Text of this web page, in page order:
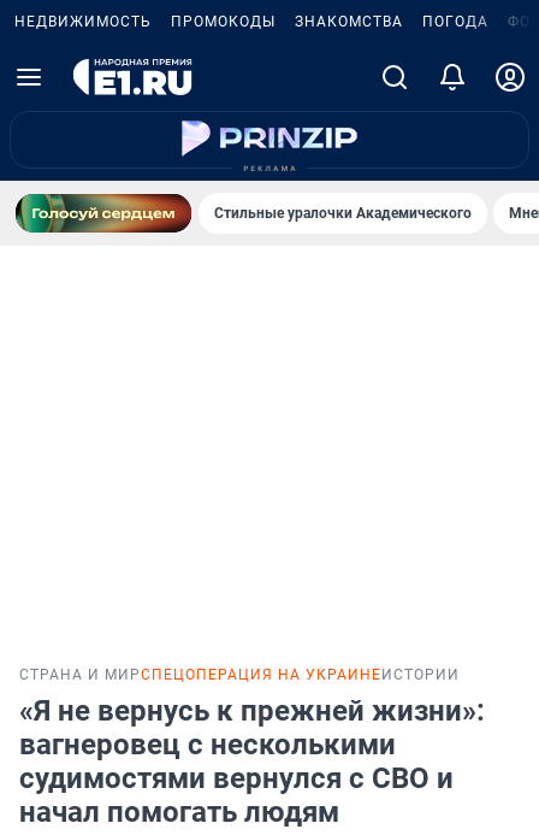
НЕДВИЖИМОСТЬ ПРОМОКОДЫ ЗНАКОМСТВА ПОГОДА
Стильные уралочки Академического
СТРАНА И МИРСПЕЦОПЕРАЦИЯ НА УКРАИНЕ ИСТОРИИ
«Я не вернусь к прежней жизни»:
вагнеровец с несколькими
судимостями вернулся с СВО и
начал помогать людям